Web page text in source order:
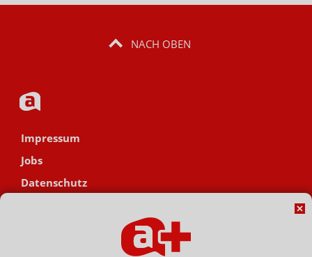
NACH OBEN
Impressum
Jobs
Datenschutz
Hinweisgebersystem